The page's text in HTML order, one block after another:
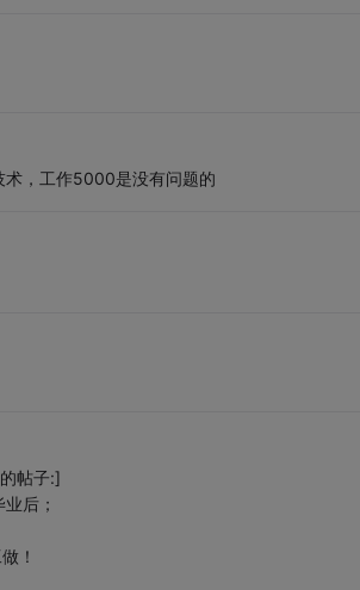
术，工作5000是没有问题的
帖子:]
后；
！